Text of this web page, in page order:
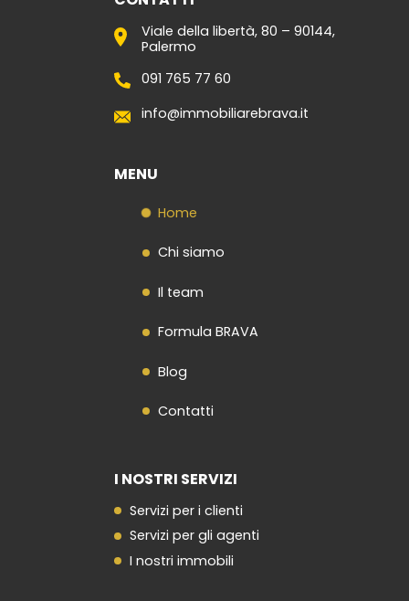
Viale della libertà, 80 – 90144,
Palermo
091 765 77 60
info@immobiliarebrava.it
MENU
Home
Chi siamo
Il team
Formula BRAVA
Blog
Contatti
I NOSTRI SERVIZI
Servizi per i clienti
Servizi per gli agenti
I nostri immobili